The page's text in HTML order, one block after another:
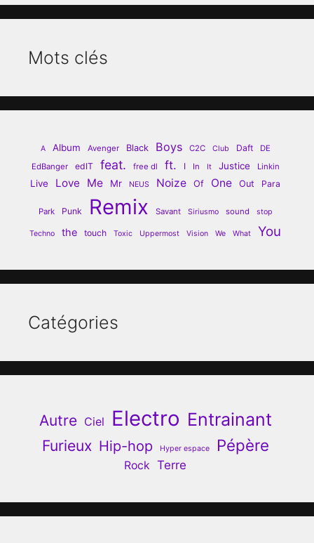
Mots clés
A Album Avenger Black Boys C2C Club Daft
DE
EdBanger
edIT feat. free dl ft. I In It Justice Linkin
Live Love Me Mr NEUS Noize Of One Out Para
Park Punk Remix Savant Siriusmo sound stop
Techno the touch Toxic Uppermost Vision We What You
Catégories
Autre Ciel Electro Entrainant
Furieux Hip-hop Hyper espace Pépère
Rock Terre